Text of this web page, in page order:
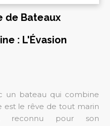
de Bateaux
: L'Évasion
un bateau qui combine
est le rêve de tout marin
reconnu pour son